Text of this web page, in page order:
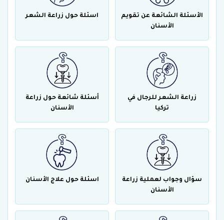
الأسئلة الشائعة عن تقويم
الأسنان
اسئلة حول زراعة الشعر
زراعة الشعر للرجال في
تركيا
أسئلة شائعة حول زراعة
الأسنان
سؤال وجواب لعملية زراعة
الأسنان
اسئلة حول علاج الأسنان